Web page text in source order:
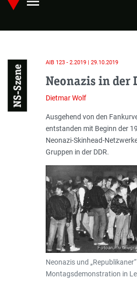
Skip
main
Hauptmenü
NS-Szene
AIB 123 - 2.2019 | 29.10.2019
Neonazis in der
Dietmar Wolf
Einleitung
Ausgehend von den
entstanden mit Beginn der
Neonazi-Skinhead-
Gruppen in der DDR.
Fotoarchiv
Neonazis und
Montagsdemonstration in